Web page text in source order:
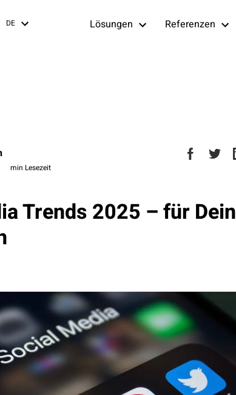
DE Lösungen Referenzen
min Lesezeit
Trends 2025 – für Dein